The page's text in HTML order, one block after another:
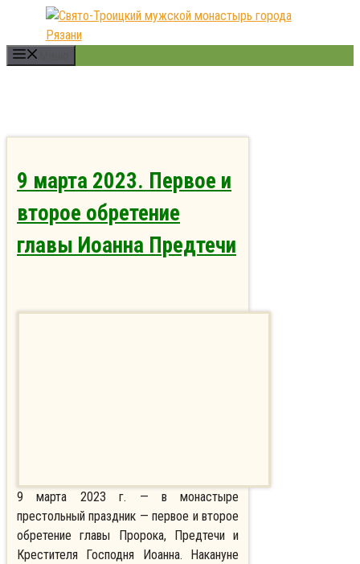
Перейти
содержимому
9 марта 2023. Первое и
второе обретение
главы Иоанна Предтечи
9 марта 2023 г. — в монастыре
престольный праздник — первое и второе
обретение главы Пророка, Предтечи и
Крестителя Господня Иоанна. Накануне